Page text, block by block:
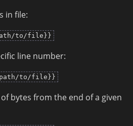
in file:
to/file}}
line number:
to/file}}
bytes from the end of a given